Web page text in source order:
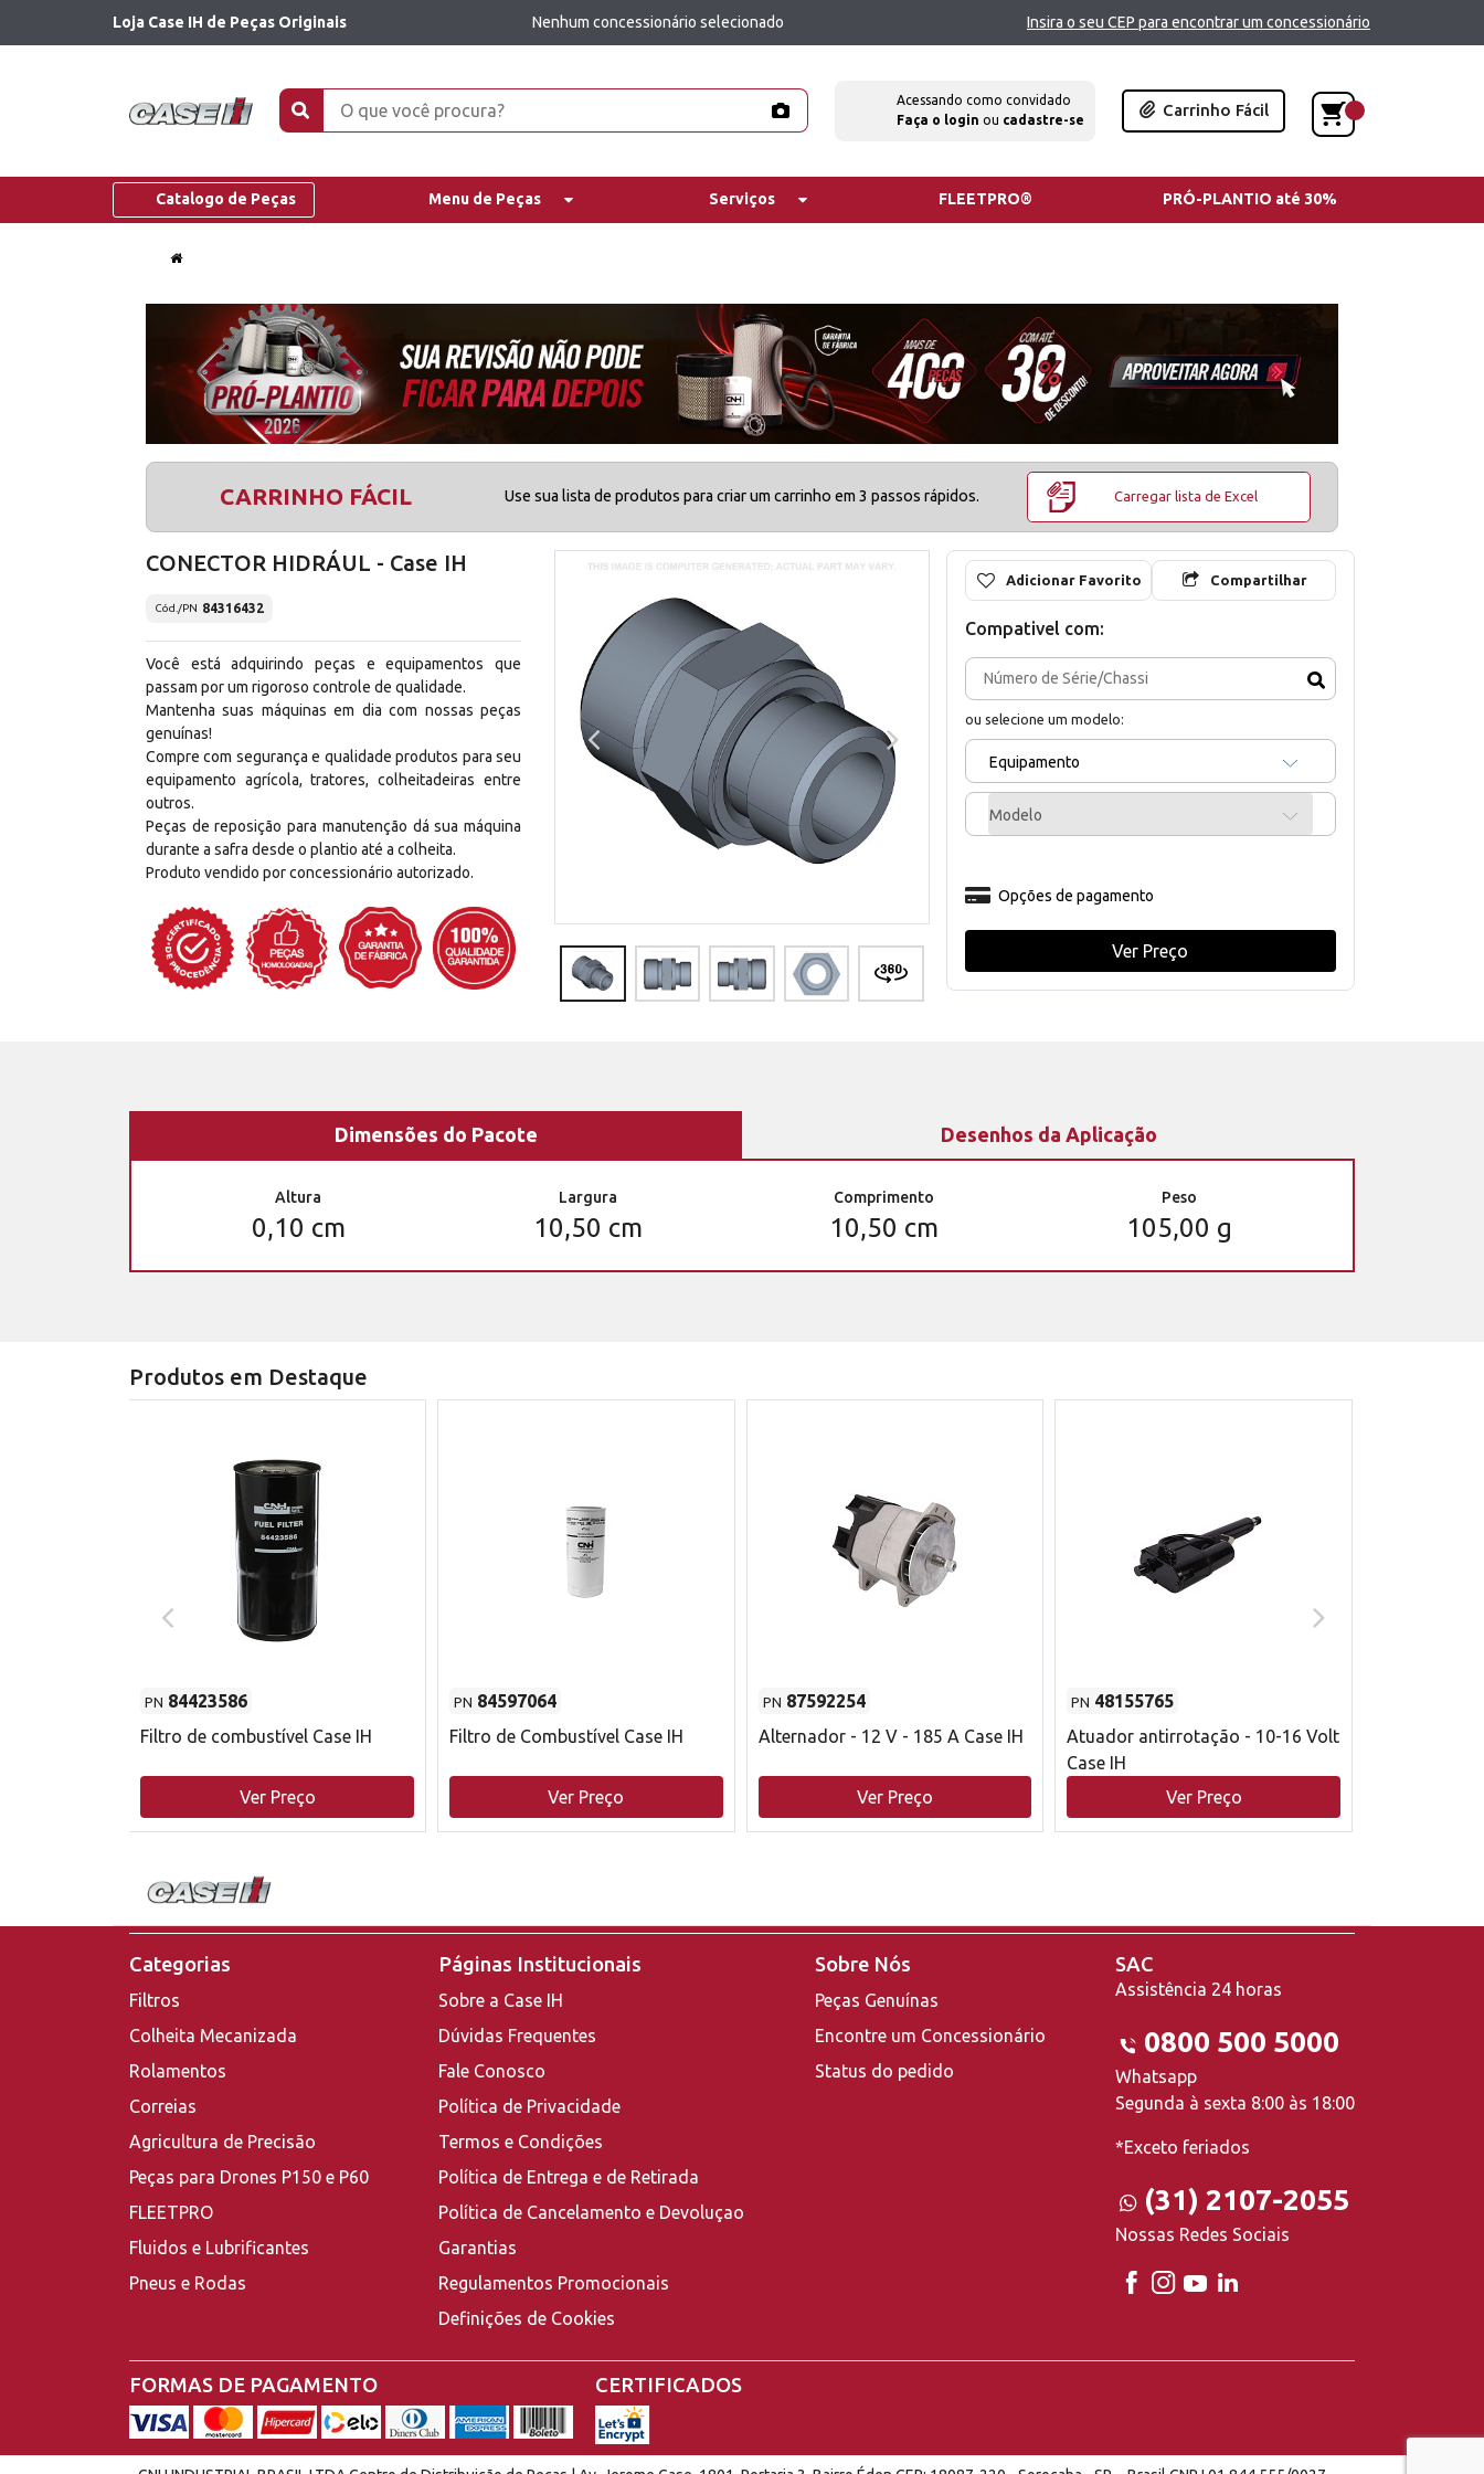
Loja Case IH de Peças Originais Nenhum concessionário selecionado Insira o seu CEP para encontrar um concessionário
Acessando como convidado
Faça o login ou cadastre-se
Carrinho Fácil
Catalogo de Peças Menu de Peças Serviços FLEETPRO® PRÓ-PLANTIO até 30%
CARRINHO FÁCIL Use sua lista de produtos para criar um carrinho em 3 passos rápidos. Carregar lista de Excel
CONECTOR HIDRÁUL - Case IH
Cód./PN 84316432
Você está adquirindo peças e equipamentos que
passam por um rigoroso controle de qualidade.
Mantenha suas máquinas em dia com nossas peças
genuínas!
Compre com segurança e qualidade produtos para seu
equipamento agrícola, tratores, colheitadeiras entre
outros.
Peças de reposição para manutenção dá sua máquina
durante a safra desde o plantio até a colheita.
Produto vendido por concessionário autorizado.
Adicionar Favorito Compartilhar
Compativel com:
ou selecione um modelo:
Equipamento
Modelo
Opções de pagamento
Ver Preço
Dimensões do Pacote Desenhos da Aplicação
Altura
0,10 cm
Largura
10,50 cm
Comprimento
10,50 cm
Peso
105,00 g
Produtos em Destaque
PN 84423586
Filtro de combustível Case IH
Ver Preço
PN 84597064
Filtro de Combustível Case IH
Ver Preço
PN 87592254
Alternador - 12 V - 185 A Case IH
Ver Preço
PN 48155765
Atuador antirrotação - 10-16 Volt
Case IH
Ver Preço
Categorias
Filtros
Colheita Mecanizada
Rolamentos
Correias
Agricultura de Precisão
Peças para Drones P150 e P60
FLEETPRO
Fluidos e Lubrificantes
Pneus e Rodas
Páginas Institucionais
Sobre a Case IH
Dúvidas Frequentes
Fale Conosco
Política de Privacidade
Termos e Condições
Política de Entrega e de Retirada
Política de Cancelamento e Devoluçao
Garantias
Regulamentos Promocionais
Definições de Cookies
Sobre Nós
Peças Genuínas
Encontre um Concessionário
Status do pedido
SAC
Assistência 24 horas
0800 500 5000
Whatsapp
Segunda à sexta 8:00 às 18:00
*Exceto feriados
(31) 2107-2055
Nossas Redes Sociais
FORMAS DE PAGAMENTO CERTIFICADOS